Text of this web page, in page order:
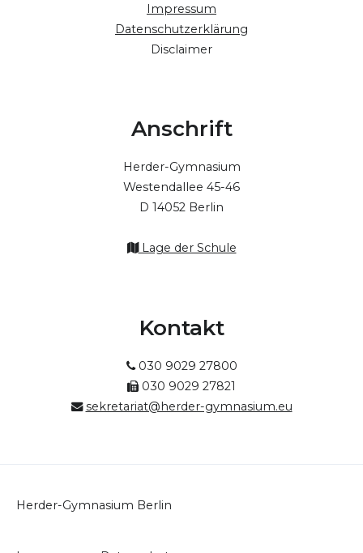
Impressum
Datenschutzerklärung
Disclaimer
Anschrift
Herder-Gymnasium
Westendallee 45-46
D 14052 Berlin
Lage der Schule
Kontakt
030 9029 27800
030 9029 27821
sekretariat@herder-gymnasium.eu
Herder-Gymnasium Berlin